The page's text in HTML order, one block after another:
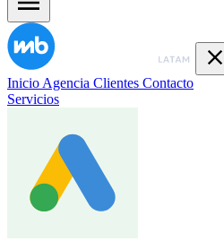
Inicio Agencia Clientes Contacto
Servicios